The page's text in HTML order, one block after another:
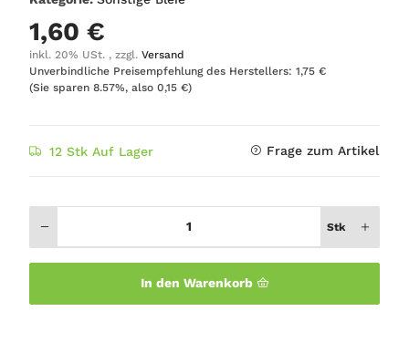
1,60 €
inkl. 20% USt. , zzgl. Versand
Unverbindliche Preisempfehlung des Herstellers: 1,75 €
(Sie sparen 8.57%, also 0,15 €)
12 Stk Auf Lager Frage zum Artikel
Stk
In den Warenkorb